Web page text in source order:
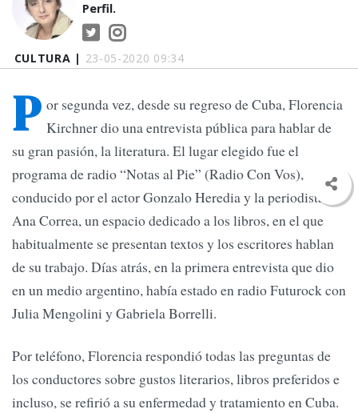
CULTURA | 23-05-2020 09:34
Perfil.
P or segunda vez, desde su regreso de Cuba, Florencia
Kirchner dio una entrevista pública para hablar de
su gran pasión, la literatura. El lugar elegido fue el
programa de radio “Notas al Pie” (Radio Con Vos),
conducido por el actor Gonzalo Heredia y la periodista
Ana Correa, un espacio dedicado a los libros, en el que
habitualmente se presentan textos y los escritores hablan
de su trabajo. Días atrás, en la primera entrevista que dio
en un medio argentino, había estado en radio Futurock con
Julia Mengolini y Gabriela Borrelli.
Por teléfono, Florencia respondió todas las preguntas de
los conductores sobre gustos literarios, libros preferidos e
incluso, se refirió a su enfermedad y tratamiento en Cuba.